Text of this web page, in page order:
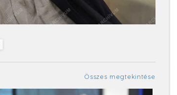
Összes megtekintése